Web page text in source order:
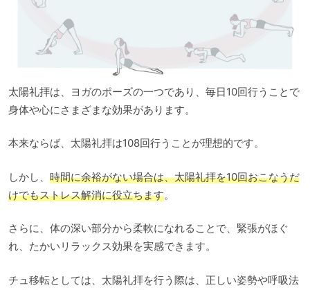
太陽礼拝は、ヨガのポーズの一つであり、毎日10回行うことで
身体や心にさまざまな効果があります。
本来ならば、太陽礼拝は108回行うことが理想的です。
しかし、 時間に余裕がない場合は、太陽礼拝を10回おこなうだ
けでもストレス解消に役立ちます。
さらに、体の深い部分から柔軟になれることで、緊張がほぐ
れ、たかいリラックス効果を実感できます。
チュ移転としては、太陽礼拝を行う際は、正しい姿勢や呼吸法